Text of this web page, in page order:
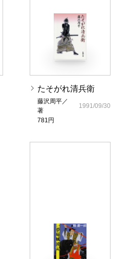
たそがれ清兵衛
藤沢周平／
著
781円
1991/09/30